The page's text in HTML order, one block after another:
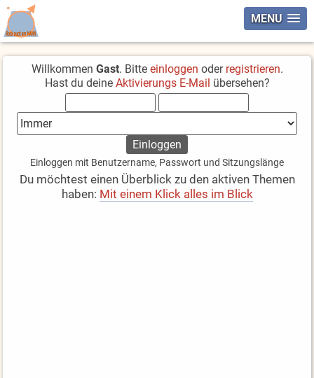
MENU
Willkommen Gast. Bitte einloggen oder registrieren.
Hast du deine Aktivierungs E-Mail übersehen?
Einloggen mit Benutzername, Passwort und Sitzungslänge
Du möchtest einen Überblick zu den aktiven Themen
haben: Mit einem Klick alles im Blick